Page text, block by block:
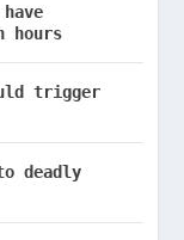
hours
trigger
deadly